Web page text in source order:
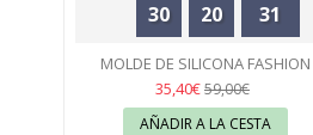
30 20 31
43
MOLDE DE SILICONA FASHION
ÉCLAIR 80 - SILIKOMART
35,40€59,00€
AÑADIR A LA CESTA